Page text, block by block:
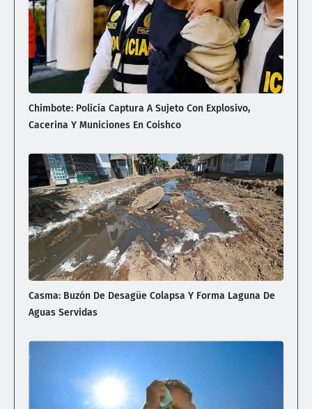
Chimbote: Policía Captura A Sujeto Con Explosivo,
Cacerina Y Municiones En Coishco
Casma: Buzón De Desagüe Colapsa Y Forma Laguna De
Aguas Servidas